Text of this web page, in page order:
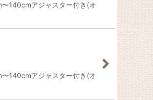
140cmアジャスター付き(オ
140cmアジャスター付き(オ